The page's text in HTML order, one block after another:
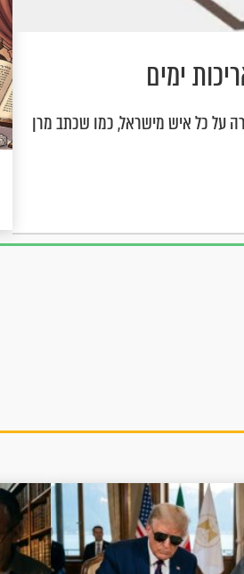
ימים
על כל איש מישראל, כמו שכתב מרן